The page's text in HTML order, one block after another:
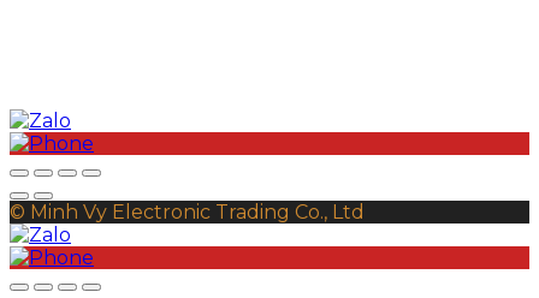
© Minh Vy Electronic Trading Co., Ltd